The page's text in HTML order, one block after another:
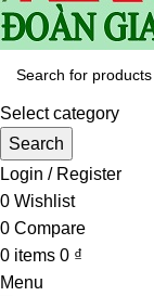
Select category
Search
Login / Register
0 Wishlist
0 Compare
0 items 0 ₫
Menu